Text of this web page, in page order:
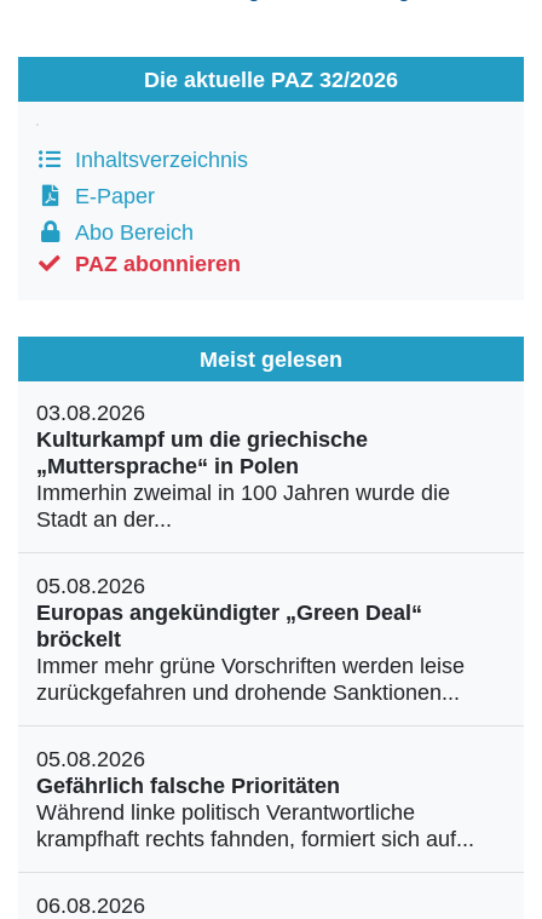
Die aktuelle PAZ 32/2026
Inhaltsverzeichnis
E-Paper
Abo Bereich
PAZ abonnieren
Meist gelesen
03.08.2026
Kulturkampf um die griechische
„Muttersprache“ in Polen
Immerhin zweimal in 100 Jahren wurde die
Stadt an der...
05.08.2026
Europas angekündigter „Green Deal“
bröckelt
Immer mehr grüne Vorschriften werden leise
zurückgefahren und drohende Sanktionen...
05.08.2026
Gefährlich falsche Prioritäten
Während linke politisch Verantwortliche
krampfhaft rechts fahnden, formiert sich auf...
06.08.2026